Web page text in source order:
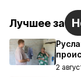
Лучшее за
2